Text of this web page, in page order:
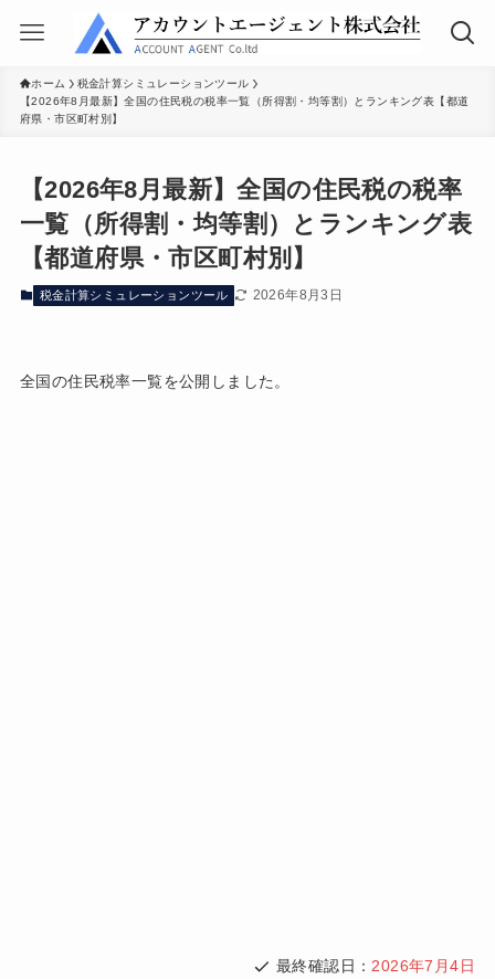
ホーム
税金計算シミュレーションツール
【2026年8月最新】全国の住民税の税率一覧（所得割・均等割）とランキング表【都道
府県・市区町村別】
【2026年8月最新】全国の住民税の税率
一覧（所得割・均等割）とランキング表
【都道府県・市区町村別】
税金計算シミュレーションツール 2026年8月3日
全国の住民税率一覧を公開しました。
最終確認日：2026年7月4日